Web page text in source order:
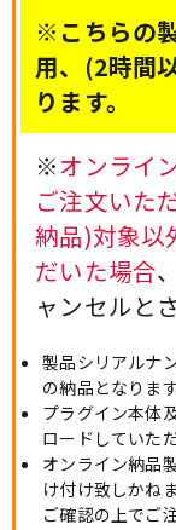
※こちらの
用、(2時間
ります。
※オンライ
ご注文いた
納品)対象以
だいた場合
ャンセルと
製品シリアルナ
の納品となります
プラグイン本体
ロードしていた
オンライン納品
け付け致しかね
ご確認の上でご